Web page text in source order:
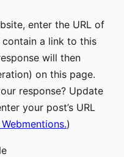
enter the URL of
a link to this
will then
on this page.
response? Update
your post’s URL
)